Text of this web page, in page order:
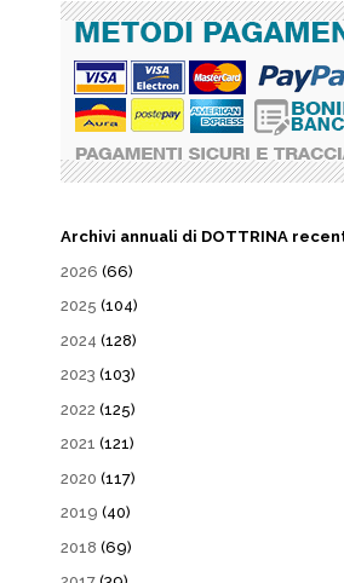
Archivi annuali di DOTTRINA
2026 (66)
2025 (104)
2024 (128)
2023 (103)
2022 (125)
2021 (121)
2020 (117)
2019 (40)
2018 (69)